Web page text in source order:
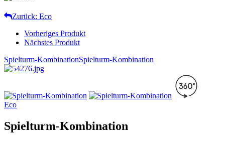
Zurück: Eco
Vorheriges Produkt
Nächstes Produkt
Spielturm-KombinationSpielturm-Kombination
Eco
Spielturm-Kombination